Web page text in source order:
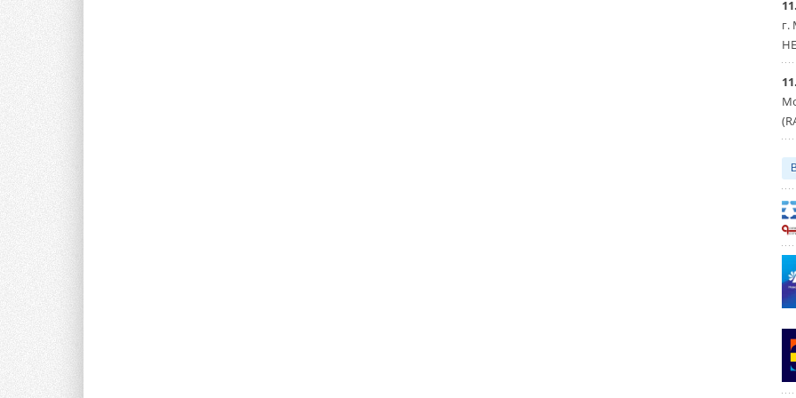
г.